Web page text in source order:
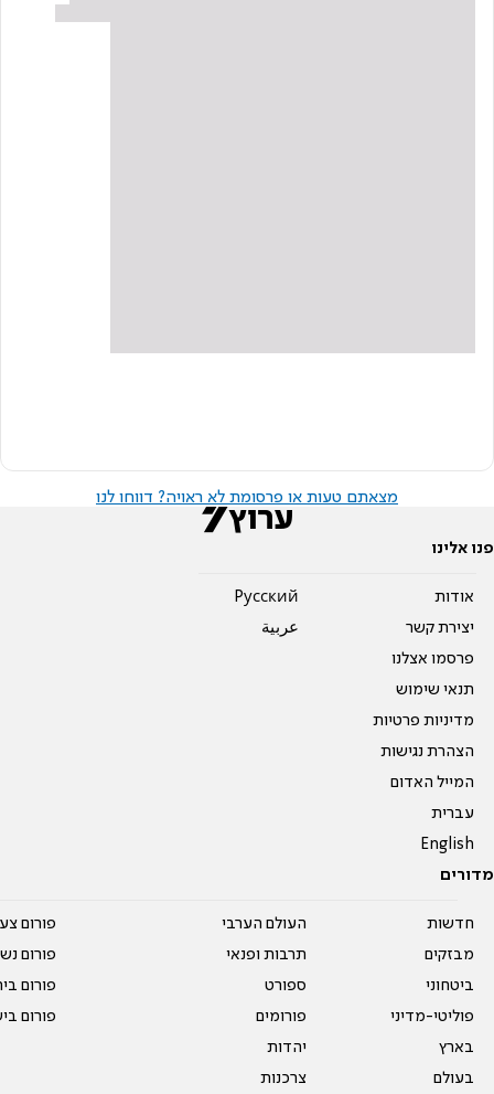
מצאתם טעות או פרסומת לא ראויה? דווחו לנו
פנו אלינו
אודות
יצירת קשר
פרסמו אצלנו
תנאי שימוש
מדיניות פרטיות
הצהרת נגישות
המייל האדום
עברית
English
Pусский
عربية
מדורים
חדשות
מבזקים
ביטחוני
פוליטי-מדיני
בארץ
בעולם
העולם הערבי
תרבות ופנאי
ספורט
פורומים
יהדות
צרכנות
פורום
פורום
פורום
פורום